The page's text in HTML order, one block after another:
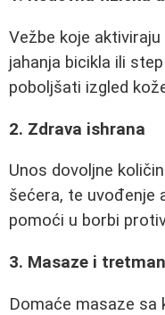
Vežbe koje
jahanja bicikla ili
poboljšati izgled
2. Zdrava ishrana
Unos dovoljne
šećera, te uvođenje
pomoći u borbi
3. Masaze i
Domaće masaze